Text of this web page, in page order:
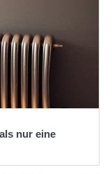
nur eine